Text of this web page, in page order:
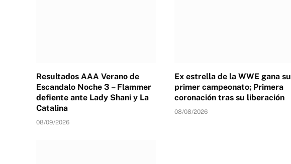
Resultados AAA Verano de
Escandalo Noche 3 – Flammer
defiente ante Lady Shani y La
Catalina
08/09/2026
Ex estrella de la WWE gana su
primer campeonato; Primera
coronación tras su liberación
08/08/2026